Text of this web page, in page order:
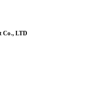
Co., LTD